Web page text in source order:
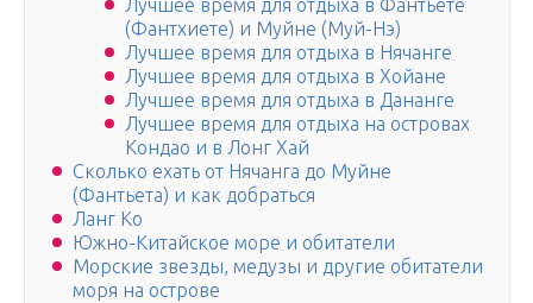
Лучшее время для отдыха в Фантьете
(Фантхиете) и Муйне (Муй-Нэ)
Лучшее время для отдыха в Нячанге
Лучшее время для отдыха в Хойане
Лучшее время для отдыха в Дананге
Лучшее время для отдыха на островах
Кондао и в Лонг Хай
Сколько ехать от Нячанга до Муйне
(Фантьета) и как добраться
Ланг Ко
Южно-Китайское море и обитатели
Морские звезды, медузы и другие обитатели
моря на острове